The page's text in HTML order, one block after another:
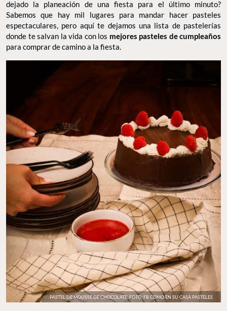
dejado la planeación de una fiesta para el último minuto?
Sabemos que hay mil lugares para mandar hacer pasteles
espectaculares, pero aquí te dejamos una lista de pastelerías
donde te salvan la vida con los mejores pasteles de cumpleaños
para comprar de camino a la fiesta.
PASTEL DE MOUSSE DE CHOCOLATE. FOTO: FB COMO EN SU CASA PASTELES